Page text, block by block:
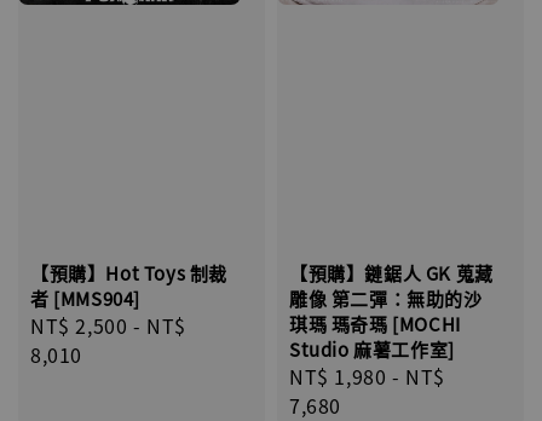
【預購】Hot Toys 制裁
者 [MMS904]
Regular
price
NT$ 2,500 - NT$
8,010
【預購】鏈鋸人 GK 蒐藏
雕像 第二彈：無助的沙
琪瑪 瑪奇瑪 [MOCHI
Studio 麻薯工作室]
Regular
price
NT$ 1,980 - NT$
7,680